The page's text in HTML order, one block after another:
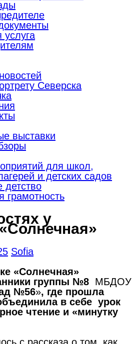
Северска
выставки
для школ,
и детских садов
детство
грамотность
у
Sofia
«Солнечная»
группы №8 МБДОУ
№56», где прошла
в себе урок
чтение и «минутку